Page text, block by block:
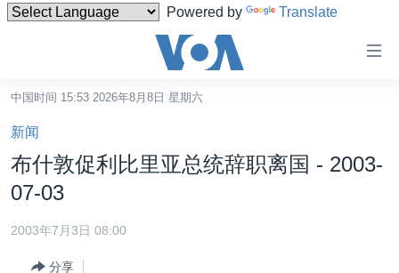
Powered by Translate
碍
链
接
转
内
中国
中国时间 15:53 2026年8月8日 星期六
新闻
布什敦促利比里亚总统辞职离国 - 2003-
07-03
2003年7月3日 08:00
分享